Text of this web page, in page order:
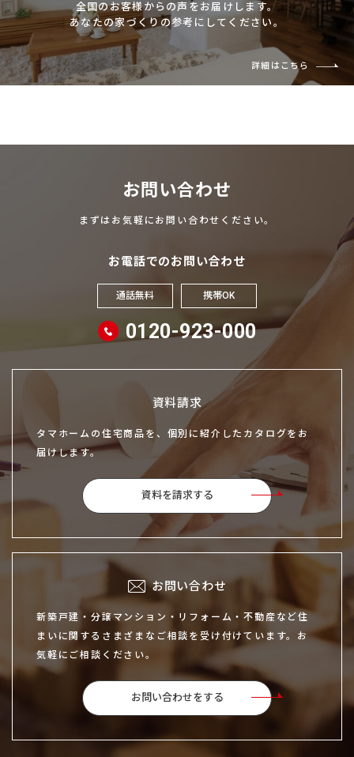
全国のお客様からの声をお届けします。
あなたの家づくりの参考にしてください。
詳細はこちら
お問い合わせ
まずはお気軽にお問い合わせください。
お電話でのお問い合わせ
通話無料 携帯OK
0120-923-000
資料請求
タマホームの住宅商品を、個別に紹介したカタログをお
届けします。
資料を請求する
お問い合わせ
新築戸建・分譲マンション・リフォーム・不動産など住
まいに関するさまざまなご相談を受け付けています。お
気軽にご相談ください。
お問い合わせをする